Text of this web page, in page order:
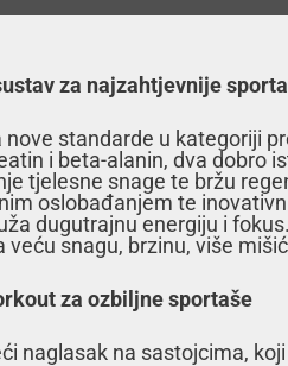
za najzahtjevnije
standarde u kategoriji
i beta-alanin, dva dobro
tjelesne snage te bržu
oslobađanjem te
dugutrajnu energiju i
veću snagu, brzinu, više
za ozbiljne sportaše
naglasak na sastojcima,